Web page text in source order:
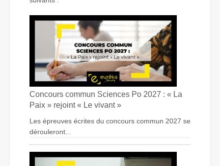
Concours commun Sciences Po 2027 : « La
Paix » rejoint « Le vivant »
Les épreuves écrites du concours commun 2027 se
dérouleront...